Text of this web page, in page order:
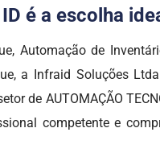
é a escolha
Automação de
a Infraid Soluções
de AUTOMAÇÃO
competente e